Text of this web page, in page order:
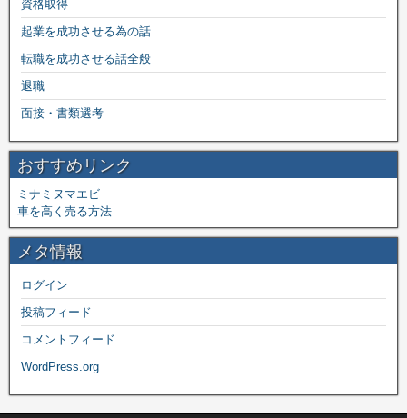
資格取得
起業を成功させる為の話
転職を成功させる話全般
退職
面接・書類選考
おすすめリンク
ミナミヌマエビ
車を高く売る方法
メタ情報
ログイン
投稿フィード
コメントフィード
WordPress.org